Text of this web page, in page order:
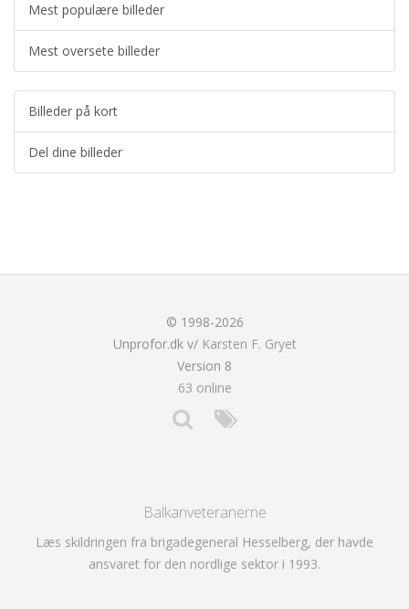
Mest populære billeder
Mest oversete billeder
Billeder på kort
Del dine billeder
© 1998-2026
Unprofor.dk v/ Karsten F. Gryet
Version 8
63 online
Balkanveteranerne
Læs skildringen fra brigadegeneral Hesselberg, der havde
ansvaret for den nordlige sektor i 1993.